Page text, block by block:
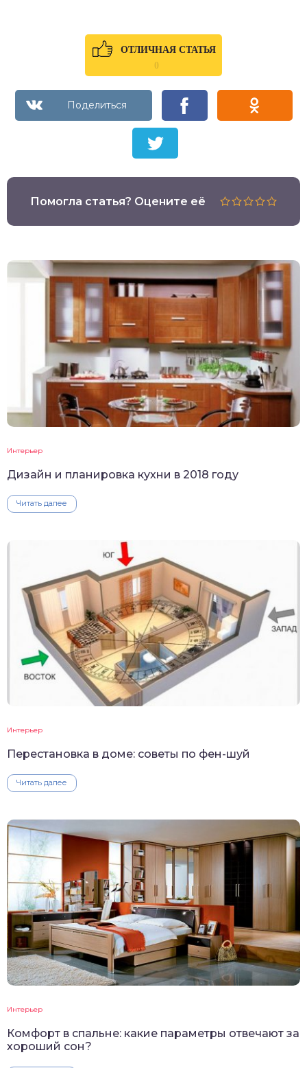
ОТЛИЧНАЯ СТАТЬЯ
0
Помогла статья? Оцените её
Интерьер
Дизайн и планировка кухни в 2018 году
Читать далее
Интерьер
Перестановка в доме: советы по фен-шуй
Читать далее
Интерьер
Комфорт в спальне: какие параметры отвечают за
хороший сон?